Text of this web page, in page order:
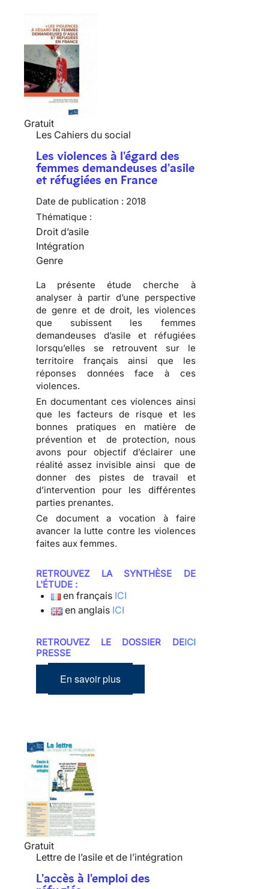
Gratuit
Les Cahiers du social
Les violences à l'égard des
femmes demandeuses d'asile
et réfugiées en France
Date de publication : 2018
Thématique :
Droit d’asile
Intégration
Genre
La présente étude cherche à
analyser à partir d’une perspective
de genre et de droit, les violences
que subissent les femmes
demandeuses d’asile et réfugiées
lorsqu’elles se retrouvent sur le
territoire français ainsi que les
réponses données face à ces
violences.
En documentant ces violences ainsi
que les facteurs de risque et les
bonnes pratiques en matière de
prévention et de protection, nous
avons pour objectif d’éclairer une
réalité assez invisible ainsi que de
donner des pistes de travail et
d’intervention pour les différentes
parties prenantes.
Ce document a vocation à faire
avancer la lutte contre les violences
faites aux femmes.
RETROUVEZ LA SYNTHÈSE DE
L'ÉTUDE :
en français ICI
en anglais ICI
RETROUVEZ LE DOSSIER DE
PRESSE
ICI
En savoir plus
Gratuit
Lettre de l’asile et de l’intégration
L'accès à l'emploi des